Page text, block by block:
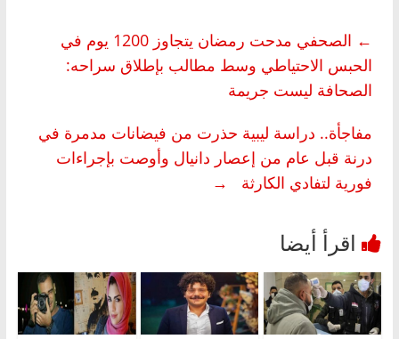
←
الصحفي مدحت رمضان يتجاوز 1200 يوم في
الحبس الاحتياطي وسط مطالب بإطلاق سراحه:
الصحافة ليست جريمة
مفاجأة.. دراسة ليبية حذرت من فيضانات مدمرة في
درنة قبل عام من إعصار دانيال وأوصت بإجراءات
فورية لتفادي الكارثة
→